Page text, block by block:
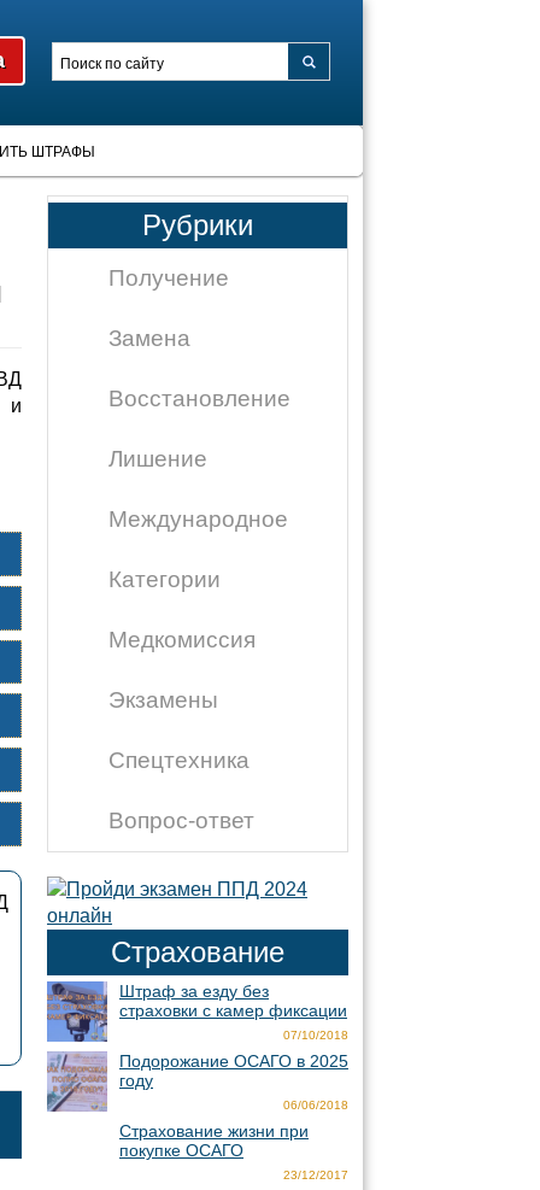
ШТРАФЫ
и
Рубрики
Получение
Замена
Восстановление
Лишение
Международное
Категории
Медкомиссия
Экзамены
Спецтехника
Вопрос-ответ
Страхование
Штраф за езду без
страховки с камер фиксации
07/10/2018
Подорожание ОСАГО в 2025
году
06/06/2018
Страхование жизни при
покупке ОСАГО
23/12/2017